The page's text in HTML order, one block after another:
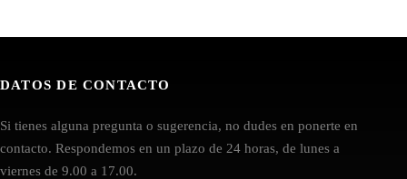
DATOS DE CONTACTO
Si tienes alguna pregunta o sugerencia, no dudes en ponerte en
contacto. Respondemos en un plazo de 24 horas, de lunes a
viernes de 9.00 a 17.00.